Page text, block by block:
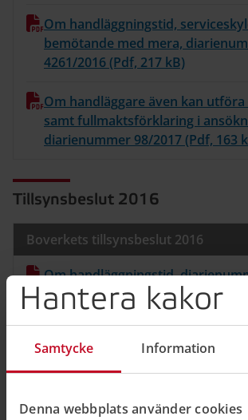
Hantera kakor
Samtycke Information
Denna webbplats använder cookies
Om handläggningstid,
bemötande med mera,
4261/2016 (Pdf, 217 kB)
Om handläggare även kan
samt fullmaktsförklaring i
diarienummer 98/2017 (Pdf, 163
Tillsynsbeslut 2016
Boverkets tillsynsbeslut 2016
Om handläggningstid,
2935/2016 (Pdf, 160 kB)
ändrat ansökan, partsinsyn,
bemötande, diarienummer 1769/